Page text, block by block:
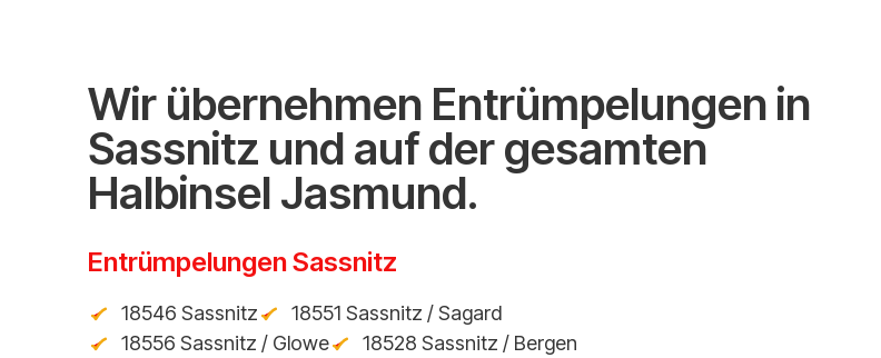
Wir übernehmen Entrümpelungen in
Sassnitz und auf der gesamten
Halbinsel Jasmund.
Entrümpelungen Sassnitz
18546 Sassnitz
18551 Sassnitz / Sagard
18556 Sassnitz / Glowe
18528 Sassnitz / Bergen